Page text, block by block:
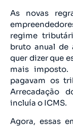
As novas
regime
bruto anual de
quer dizer que
mais imposto.
pagavam os
Arrecadação
incluía o ICMS.
Agora, essas